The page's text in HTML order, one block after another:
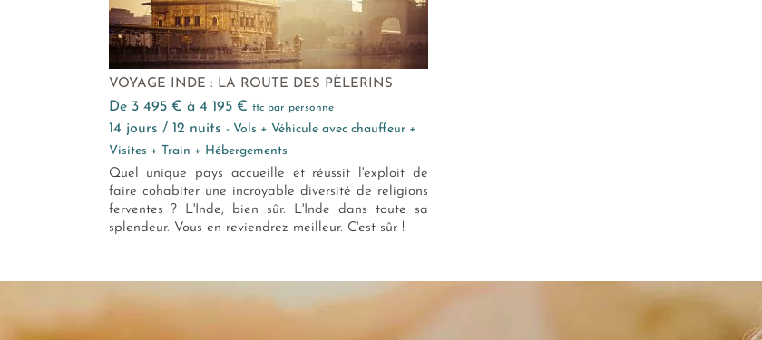
VOYAGE INDE : LA ROUTE DES PÈLERINS
de 3 495 € à 4 195 € ttc par personne
14 jours / 12 nuits - Vols + Véhicule avec chauffeur +
Visites + Train + Hébergements
Quel unique pays accueille et réussit l'exploit de
faire cohabiter une incroyable diversité de religions
ferventes ? L'Inde, bien sûr. L'Inde dans toute sa
splendeur. Vous en reviendrez meilleur. C'est sûr !